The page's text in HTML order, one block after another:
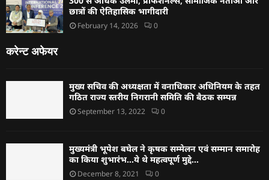
छात्रों की ऐतिहासिक भागीदारी
February 14, 2026 0
करेन्ट अफेयर
मुख्य सचिव की अध्यक्षता में वनाधिकार अधिनियम के तहत
गठित राज्य स्तरीय निगरानी समिति की बैठक सम्पन्न
September 13, 2022 0
मुख्यमंत्री भूपेश बघेल ने कृषक सम्मेलन एवं सम्मान समारोह
का किया शुभारंभ…ये थे महत्वपूर्ण मुद्दे…
December 8, 2021 0